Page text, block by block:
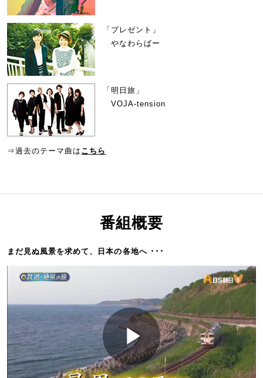
「プレゼント」
やなわらばー
「明日旅」
VOJA-tension
⇒過去のテーマ曲は こちら
番組概要
まだ見ぬ風景を求めて、日本の各地へ ･･･
が必要です。